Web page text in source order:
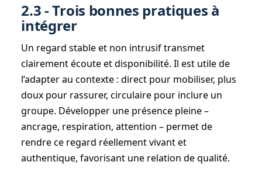
2.3 - Trois bonnes pratiques à
intégrer
Un regard stable et non intrusif transmet
clairement écoute et disponibilité. Il est utile de
l’adapter au contexte : direct pour mobiliser, plus
doux pour rassurer, circulaire pour inclure un
groupe. Développer une présence pleine –
ancrage, respiration, attention – permet de
rendre ce regard réellement vivant et
authentique, favorisant une relation de qualité.